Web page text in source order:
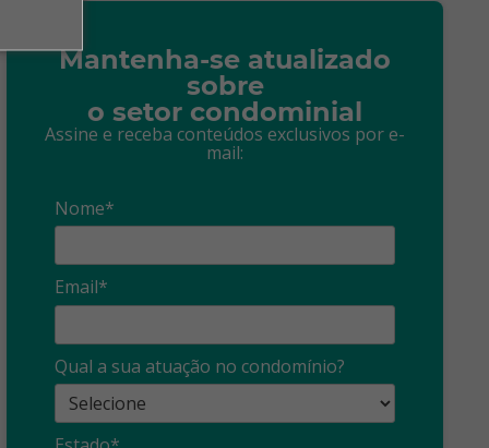
profissional:
cuidado com as
propagandas
Mantenha-se atualizado
sobre
o setor condominial
Assine e receba conteúdos exclusivos por e-
mail:
Nome*
Email*
Qual a sua atuação no condomínio?